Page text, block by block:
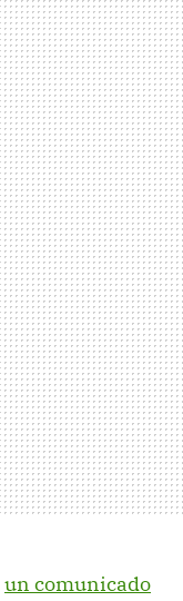
un comunicado